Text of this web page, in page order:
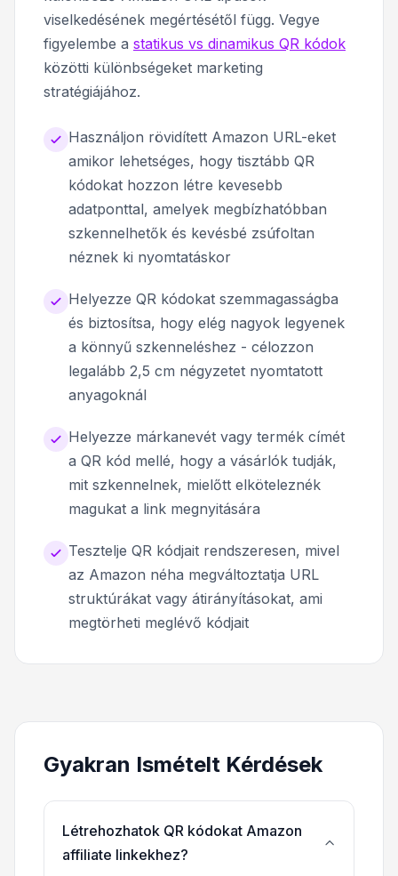
viselkedésének megértésétől függ. Vegye
figyelembe a statikus vs dinamikus QR kódok
közötti különbségeket marketing
stratégiájához.
Használjon rövidített Amazon URL-eket
amikor lehetséges, hogy tisztább QR
kódokat hozzon létre kevesebb
adatponttal, amelyek megbízhatóbban
szkennelhetők és kevésbé zsúfoltan
néznek ki nyomtatáskor
Helyezze QR kódokat szemmagasságba
és biztosítsa, hogy elég nagyok legyenek
a könnyű szkenneléshez - célozzon
legalább 2,5 cm négyzetet nyomtatott
anyagoknál
Helyezze márkanevét vagy termék címét
a QR kód mellé, hogy a vásárlók tudják,
mit szkennelnek, mielőtt elköteleznék
magukat a link megnyitására
Tesztelje QR kódjait rendszeresen, mivel
az Amazon néha megváltoztatja URL
struktúrákat vagy átirányításokat, ami
megtörheti meglévő kódjait
Gyakran Ismételt Kérdések
Létrehozhatok QR kódokat Amazon
affiliate linkekhez?